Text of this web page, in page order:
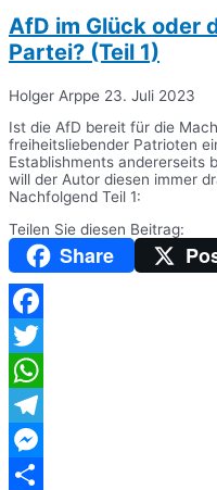
AfD im Glück oder
Partei? (Teil 1)
Holger Arppe 23. Juli 2023
Ist die AfD bereit für die
freiheitsliebender Patrioten
Establishments andererseits
will der Autor diesen immer
Nachfolgend Teil 1:
Teilen Sie diesen Beitrag:
Share
Facebook
Twitter
WhatsApp
Telegram
Messenger